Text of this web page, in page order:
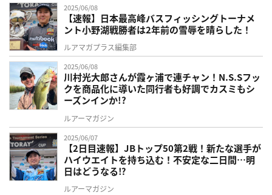
2025/06/08
【速報】日本最高峰バスフィッシングトーナメ
ント小野湖戦勝者は2年前の雪辱を晴らした！
ルアマガプラス編集部
2025/06/08
川村光大郎さんが霞ヶ浦で連チャン！N.S.Sフッ
クを商品化に導いた同行者も好調でカスミもシ
ーズンインか!?
ルアーマガジン
2025/06/07
【2日目速報】JBトップ50第2戦！新たな選手が
ハイウエイトを持ち込む！不安定な二日間…明
日はどうなる⁉
ルアーマガジン